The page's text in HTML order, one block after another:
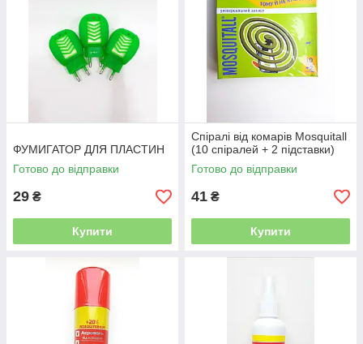
ФУМИГАТОР ДЛЯ ПЛАСТИН
Готово до відправки
29 ₴
Купити
Спіралі від комарів Mosquitall
(10 спіралей + 2 підставки)
Готово до відправки
41 ₴
Купити